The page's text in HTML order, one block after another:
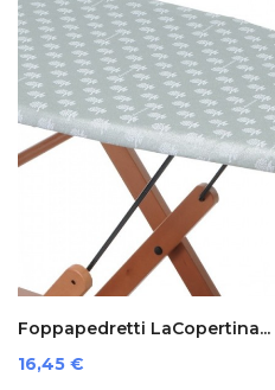
Foppapedretti LaCopertina...
Preis
16,45 €